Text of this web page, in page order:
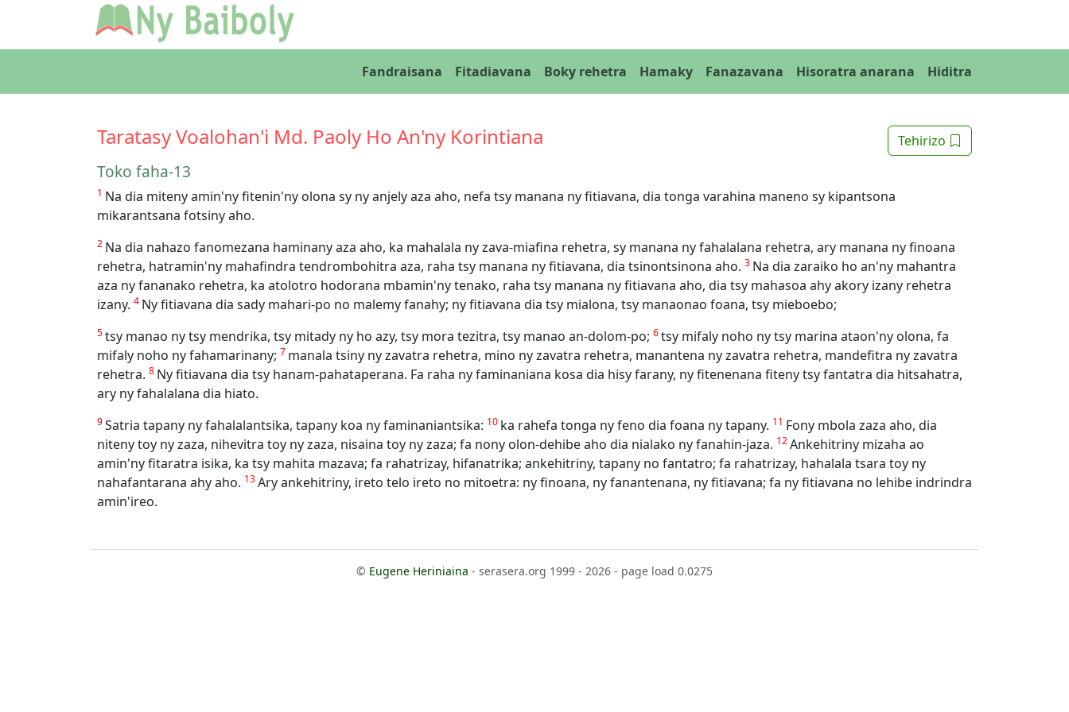
Fandraisana Fitadiavana Boky rehetra Hamaky Fanazavana Hisoratra anarana Hiditra
Tehirizo
Taratasy Voalohan'i Md. Paoly Ho An'ny Korintiana
Toko faha-13
1 Na dia miteny amin'ny fitenin'ny olona sy ny anjely aza aho, nefa tsy manana ny fitiavana, dia tonga varahina maneno sy kipantsona
mikarantsana fotsiny aho.
2 Na dia nahazo fanomezana haminany aza aho, ka mahalala ny zava-miafina rehetra, sy manana ny fahalalana rehetra, ary manana ny finoana
rehetra, hatramin'ny mahafindra tendrombohitra aza, raha tsy manana ny fitiavana, dia tsinontsinona aho. 3 Na dia zaraiko ho an'ny mahantra
aza ny fananako rehetra, ka atolotro hodorana mbamin'ny tenako, raha tsy manana ny fitiavana aho, dia tsy mahasoa ahy akory izany rehetra
izany. 4 Ny fitiavana dia sady mahari-po no malemy fanahy; ny fitiavana dia tsy mialona, tsy manaonao foana, tsy mieboebo;
5tsy manao ny tsy mendrika, tsy mitady ny ho azy, tsy mora tezitra, tsy manao an-dolom-po; 6tsy mifaly noho ny tsy marina ataon'ny olona, fa
mifaly noho ny fahamarinany; 7 manala tsiny ny zavatra rehetra, mino ny zavatra rehetra, manantena ny zavatra rehetra, mandefitra ny zavatra
rehetra. 8 Ny fitiavana dia tsy hanam-pahataperana. Fa raha ny faminaniana kosa dia hisy farany, ny fitenenana fiteny tsy fantatra dia hitsahatra,
ary ny fahalalana dia hiato.
9Satria tapany ny fahalalantsika, tapany koa ny faminaniantsika: 10 ka rahefa tonga ny feno dia foana ny tapany. 11 Fony mbola zaza aho, dia
niteny toy ny zaza, nihevitra toy ny zaza, nisaina toy ny zaza; fa nony olon-dehibe aho dia nialako ny fanahin-jaza. 12Ankehitriny mizaha ao
amin'ny fitaratra isika, ka tsy mahita mazava; fa rahatrizay, hifanatrika; ankehitriny, tapany no fantatro; fa rahatrizay, hahalala tsara toy ny
nahafantarana ahy aho. 13Ary ankehitriny, ireto telo ireto no mitoetra: ny finoana, ny fanantenana, ny fitiavana; fa ny fitiavana no lehibe indrindra
amin'ireo.
© Eugene Heriniaina - serasera.org 1999 - 2026 - page load 0.0275